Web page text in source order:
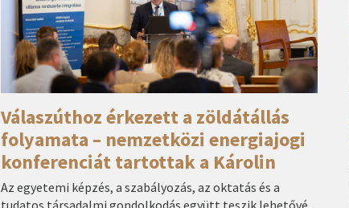
Válaszúthoz érkezett a zöldátállás
folyamata – nemzetközi energiajogi
konferenciát tartottak a Károlin
Az egyetemi képzés, a szabályozás, az oktatás és a
tudatos társadalmi gondolkodás együtt teszik lehetővé,